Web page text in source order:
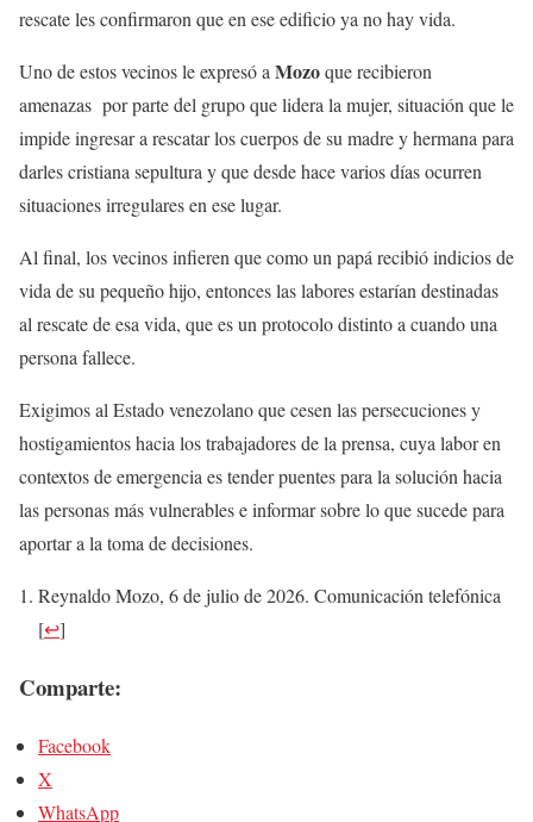
rescate les confirmaron que en ese edificio ya no hay vida.
Uno de estos vecinos le expresó aMozoque recibieron
amenazas por parte del grupo que lidera la mujer, situación que le
impide ingresar a rescatar los cuerpos de su madre y hermana para
darles cristiana sepultura y que desde hace varios días ocurren
situaciones irregulares en ese lugar.
Al final, los vecinos infieren que como un papá recibió indicios de
vida de su pequeño hijo, entonces las labores estarían destinadas
al rescate de esa vida, que es un protocolo distinto a cuando una
persona fallece.
Exigimos al Estado venezolano que cesen las persecuciones y
hostigamientos hacia los trabajadores de la prensa, cuya labor en
contextos de emergencia es tender puentes para la solución hacia
las personas más vulnerables e informar sobre lo que sucede para
aportar a la toma de decisiones.
Reynaldo Mozo, 6 de julio de 2026. Comunicación telefónica
[↩]
Comparte:
Facebook
X
WhatsApp